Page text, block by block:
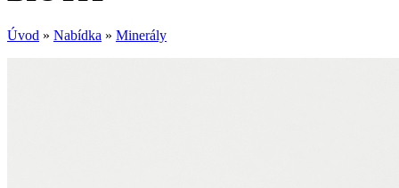
Úvod » Nabídka » Minerály